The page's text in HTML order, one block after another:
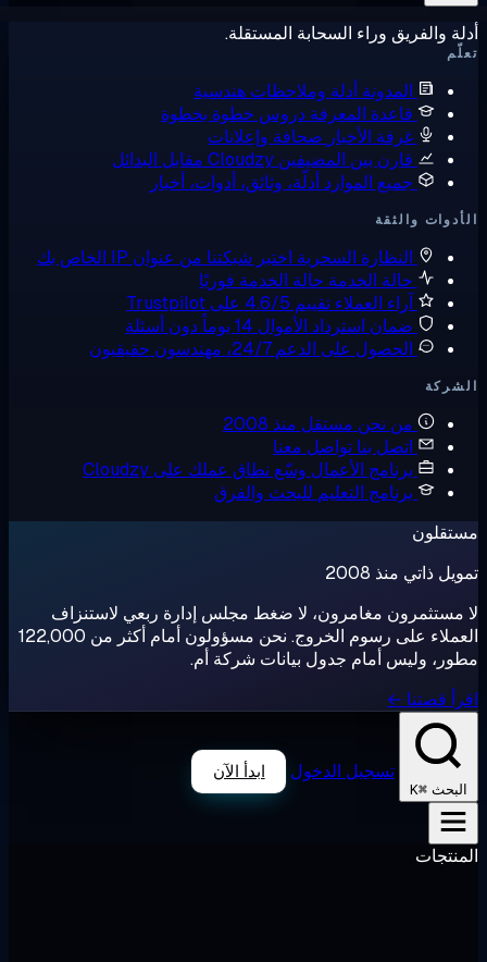
والفريق وراء السحابة المستقلة.
المدونةأدلة وملاحظات هندسية
قاعدة المعرفة دروس خطوة بخطوة
غرفة الأخبارصحافة وإعلانات
قارن بين المضيفينCloudzy مقابل البدائل
جميع الموارد أدلّة، وثائق، أدوات، أخبار
والثقة
النظارة السحريةاختبر شبكتنا من عنوان IP الخاص بك
حالة الخدمةحالة الخدمة فوريًا
آراء العملاءتقييم 4.6/5 على Trustpilot
ضمان استرداد الأموال14 يوماً دون أسئلة
الحصول على الدعم 24/7، مهندسون حقيقيون
من نحنمستقل منذ 2008
اتصل بنا تواصل معنا
برنامج الأعمالوسّع نطاق عملك على Cloudzy
برنامج التعليمللبحث والفرق
ذاتي منذ 2008
مستثمرون مغامرون، لا ضغط مجلس إدارة ربعي لاستنزاف
العملاء على رسوم الخروج. نحن مسؤولون أمام أكثر من 122,000
وليس أمام جدول بيانات شركة أم.
قصتنا ←
⌘K
تسجيل الدخول ابدأ الآن